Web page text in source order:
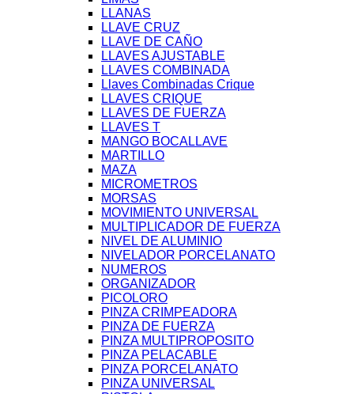
LLANAS
LLAVE CRUZ
LLAVE DE CAÑO
LLAVES AJUSTABLE
LLAVES COMBINADA
Llaves Combinadas Crique
LLAVES CRIQUE
LLAVES DE FUERZA
LLAVES T
MANGO BOCALLAVE
MARTILLO
MAZA
MICROMETROS
MORSAS
MOVIMIENTO UNIVERSAL
MULTIPLICADOR DE FUERZA
NIVEL DE ALUMINIO
NIVELADOR PORCELANATO
NUMEROS
ORGANIZADOR
PICOLORO
PINZA CRIMPEADORA
PINZA DE FUERZA
PINZA MULTIPROPOSITO
PINZA PELACABLE
PINZA PORCELANATO
PINZA UNIVERSAL